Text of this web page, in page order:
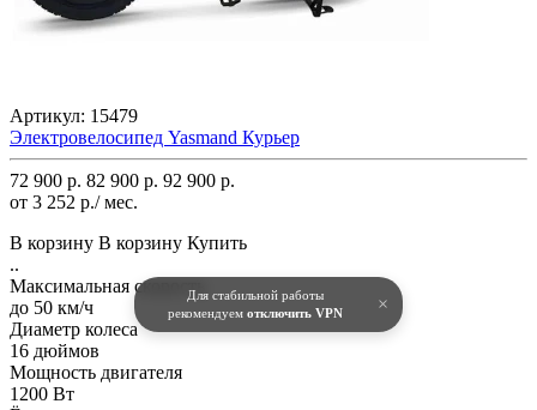
Для стабильной работы
рекомендуем отключить VPN ×
Артикул: 15479
Электровелосипед Yasmand Курьер
72 900 р. 82 900 р. 92 900 р.
от 3 252 р./ мес.
В корзину В корзину Купить
..
Максимальная скорость
до 50 км/ч
Диаметр колеса
16 дюймов
Мощность двигателя
1200 Вт